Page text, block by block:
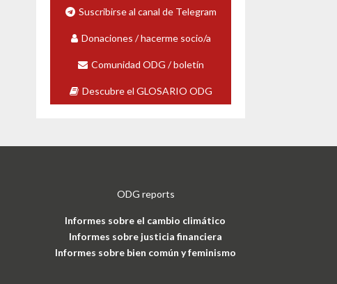
Suscribirse al canal de Telegram
Donaciones / hacerme socio/a
Comunidad ODG / boletín
Descubre el GLOSARIO ODG
ODG reports
Informes sobre el cambio climático
Informes sobre justicia financiera
Informes sobre bien común y feminismo